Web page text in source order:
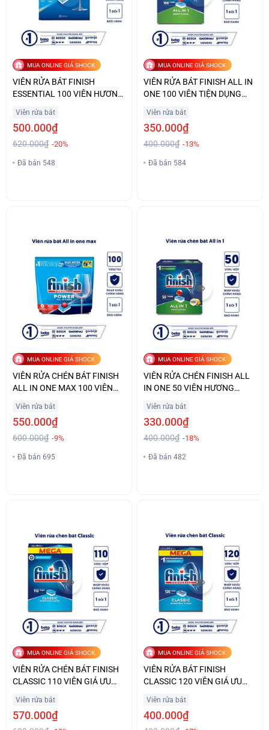
MUA ONLINE GIÁ SHOCK
VIÊN RỬA BÁT FINISH
ESSENTIAL 100 VIÊN HƯƠNG
Viên rửa bát
500.000₫
620.000₫ -20%
Đã bán 548
MUA ONLINE GIÁ SHOCK
VIÊN RỬA BÁT FINISH ALL IN
ONE 100 VIÊN TIỆN DỤNG
Viên rửa bát
350.000₫
400.000₫ -13%
Đã bán 584
MUA ONLINE GIÁ SHOCK
VIÊN RỬA CHÉN BÁT FINISH
ALL IN ONE MAX 100 VIÊN
Viên rửa bát
550.000₫
600.000₫ -9%
Đã bán 695
MUA ONLINE GIÁ SHOCK
VIÊN RỬA CHÉN FINISH ALL
IN ONE 50 VIÊN HƯƠNG
Viên rửa bát
330.000₫
400.000₫ -18%
Đã bán 482
MUA ONLINE GIÁ SHOCK
VIÊN RỬA CHÉN BÁT FINISH
CLASSIC 110 VIÊN GIÁ ƯU
Viên rửa bát
570.000₫
MUA ONLINE GIÁ SHOCK
VIÊN RỬA BÁT FINISH
CLASSIC 120 VIÊN GIÁ ƯU
Viên rửa bát
400.000₫